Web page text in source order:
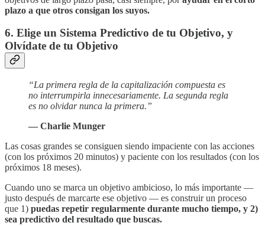
plazo a que otros consigan los suyos.
6. Elige un Sistema Predictivo de tu Objetivo, y
Olvídate de tu Objetivo
“La primera regla de la capitalización compuesta es
no interrumpirla innecesariamente. La segunda regla
es no olvidar nunca la primera.”
— Charlie Munger
Las cosas grandes se consiguen siendo impaciente con las acciones
(con los próximos 20 minutos) y paciente con los resultados (con los
próximos 18 meses).
Cuando uno se marca un objetivo ambicioso, lo más importante —
justo después de marcarte ese objetivo — es construir un proceso
que 1) puedas repetir regularmente durante mucho tiempo, y 2)
sea predictivo del resultado que buscas.